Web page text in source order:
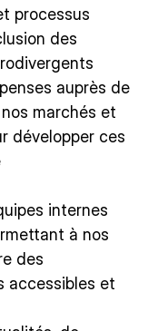
processus
des
auprès de
marchés et
développer ces
internes
à nos
des
accessibles et